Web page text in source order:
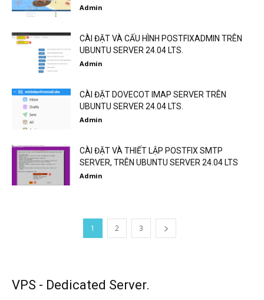
Admin
CÀI ĐẶT VÀ CẤU HÌNH POSTFIXADMIN TRÊN
UBUNTU SERVER 24.04 LTS.
Admin
CÀI ĐẶT DOVECOT IMAP SERVER TRÊN
UBUNTU SERVER 24.04 LTS.
Admin
CÀI ĐẶT VÀ THIẾT LẬP POSTFIX SMTP
SERVER, TRÊN UBUNTU SERVER 24.04 LTS
Admin
1 2 3
VPS - Dedicated Server.